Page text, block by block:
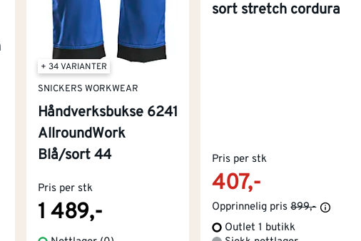
+ 34 VARIANTER
SNICKERS WORKWEAR
Håndverksbukse 6241
AllroundWork
Blå/sort 44
Pris per stk
1 489,-
sort stretch cordura
Pris per stk
407,-
Opprinnelig pris 899,-
Outlet 1 butikk